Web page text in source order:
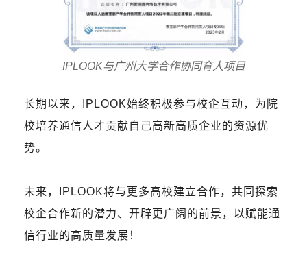
IPLOOK与广州大学合作协同育人项目
长期以来，IPLOOK始终积极参与校企互动，为院
校培养通信人才贡献自己高新高质企业的资源优
势。
未来，IPLOOK将与更多高校建立合作，共同探索
校企合作新的潜力、开辟更广阔的前景，以赋能通
信行业的高质量发展！